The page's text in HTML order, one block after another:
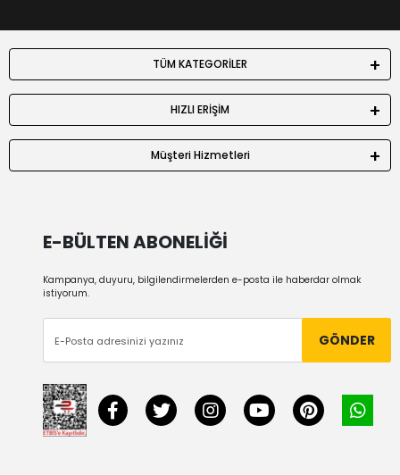
TÜM KATEGORİLER
HIZLI ERİŞİM
Müşteri Hizmetleri
E-BÜLTEN ABONELİĞİ
Kampanya, duyuru, bilgilendirmelerden e-posta ile haberdar olmak
istiyorum.
GÖNDER